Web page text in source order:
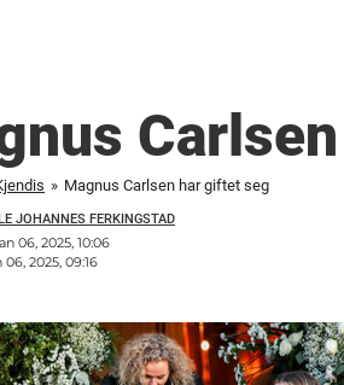
» Magnus Carlsen har giftet seg
JOHANNES FERKINGSTAD
06, 2025, 10:06
06, 2025, 09:16